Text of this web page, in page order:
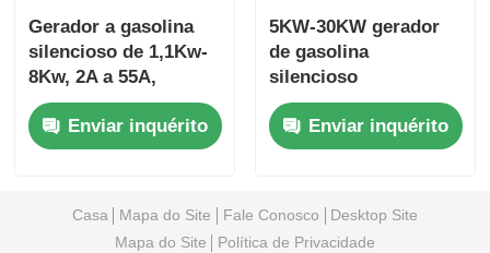
Gerador a gasolina
silencioso de 1,1Kw-
8Kw, 2A a 55A,
portátil
Enviar inquérito
5KW-30KW gerador
de gasolina
silencioso
Enviar inquérito
Casa Mapa do Site Fale Conosco
Desktop Site
Mapa do Site
Política de Privacidade